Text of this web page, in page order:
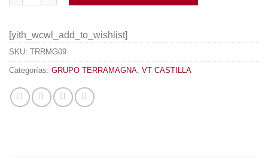
[yith_wcwl_add_to_wishlist]
SKU: TRRMG09
Categorías: GRUPO TERRAMAGNA, VT CASTILLA